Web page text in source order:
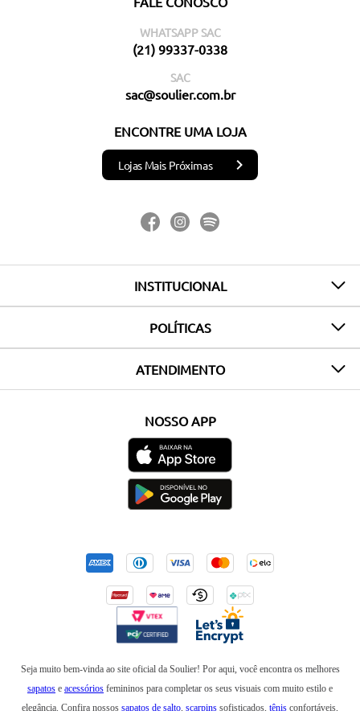
WHATSAPP SAC
(21) 99337-0338
SAC
sac@soulier.com.br
ENCONTRE UMA LOJA
Lojas Mais Próximas
INSTITUCIONAL
POLÍTICAS
ATENDIMENTO
NOSSO APP
Seja muito bem-vinda ao site oficial da Soulier! Por aqui, você encontra os melhores
sapatos e acessórios femininos para completar os seus visuais com muito estilo e
elegância. Confira nossos sapatos de salto, scarpins sofisticados, tênis confortáveis,